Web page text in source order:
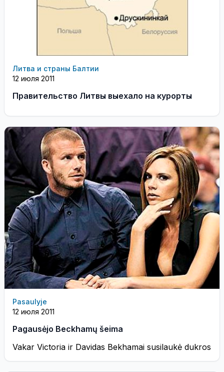
Литва и страны Балтии
12 июля 2011
Правительство Литвы выехало на курорты
Pasaulyje
12 июля 2011
Pagausėjo Beckhamų šeima
Vakar Victoria ir Davidas Bekhamai susilaukė dukros